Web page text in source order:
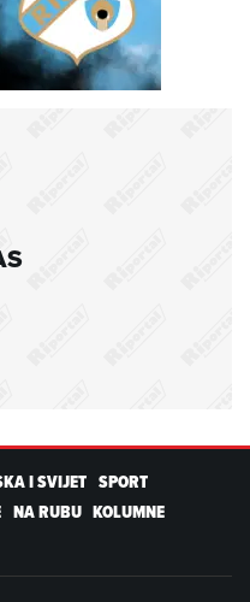
I SVIJET SPORT
NA RUBU KOLUMNE